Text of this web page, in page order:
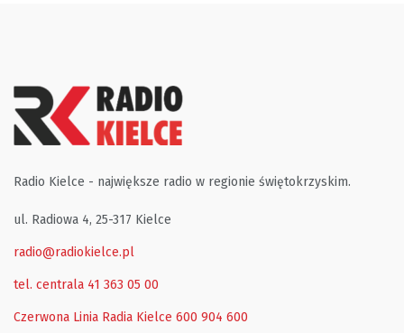
Radio Kielce - największe radio w regionie świętokrzyskim.
ul. Radiowa 4, 25-317 Kielce
radio@radiokielce.pl
tel. centrala 41 363 05 00
Czerwona Linia Radia Kielce 600 904 600